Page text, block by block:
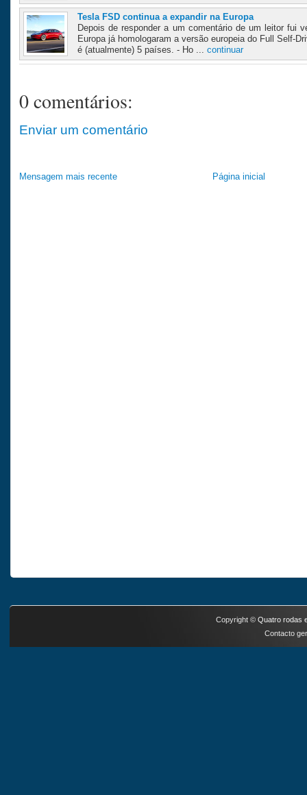
Tesla FSD continua a expandir na Europa
Depois de responder a um comentário de um leitor fui
Europa já homologaram a versão europeia do Full Self-
é (atualmente) 5 países. - Ho ... continuar
0 comentários:
Enviar um comentário
Mensagem mais recente Página inicial
Copyright © Quatro rodas
Contacto